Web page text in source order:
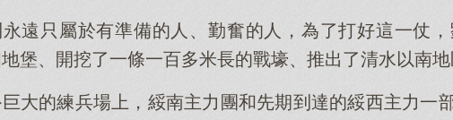
永遠只屬於有準備的人、勤奮的人，為了打好這一仗
堡、開挖了一條一百多米長的戰壕、推出了清水以南地
大的練兵場上，綏南主力團和先期到達的綏西主力一